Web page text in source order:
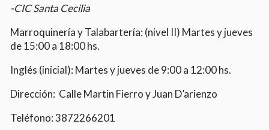
-CIC Santa Cecilia
Marroquinería y Talabartería: (nivel II) Martes y jueves
de 15:00 a 18:00 hs.
Inglés (inicial): Martes y jueves de 9:00 a 12:00 hs.
Dirección: Calle Martin Fierro y Juan D’arienzo
Teléfono: 3872266201